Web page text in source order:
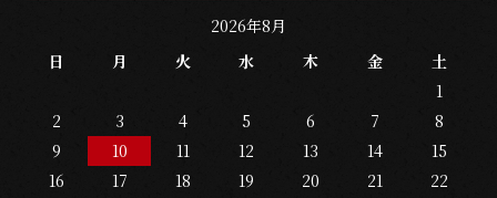
2026年8月
日
月 火 水 木 金 土
1
2
3 4 5 6 7
8
9
10 11 12 13 14
15
16
17 18 19 20 21
22